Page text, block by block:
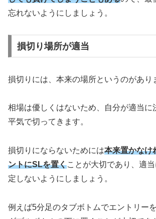
忘れないようにしましょう。
損切り場所が適当
損切りには、本来の場所というのがあり
相場は優しくはないため、自分が適当に
平気で切ってきます。
損切りにならないためには本来置かなけ
ントにSLを置くことが大切であり、適
定しないようにしましょう。
例えば5分足のタブボトムでエントリー